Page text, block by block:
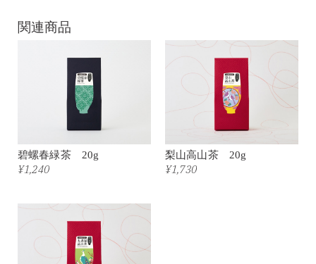
関連商品
碧螺春緑茶 20g
¥1,240
梨山高山茶 20g
¥1,730